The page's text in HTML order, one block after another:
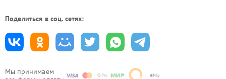
Мы принимаем
Поделиться в соц. сетях: